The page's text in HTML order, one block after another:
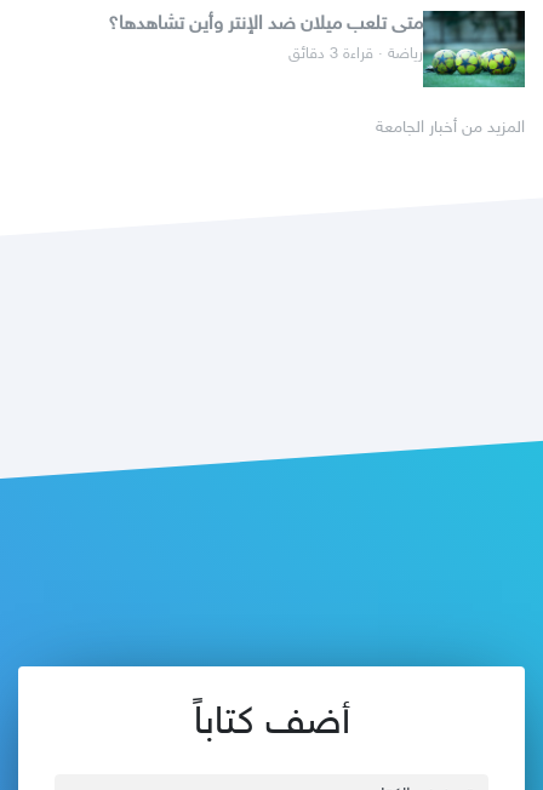
متى تلعب ميلان ضد الإنتر وأين تشاهدها؟
رياضة · قراءة 3 دقائق
المزيد من أخبار الجامعة
أضف كتاباً